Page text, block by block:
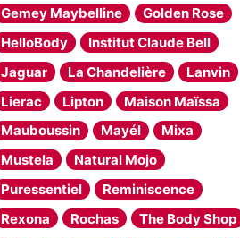
Gemey Maybelline
Golden Rose
HelloBody
Institut Claude Bell
Jaguar
La Chandelière
Lanvin
Lierac
Lipton
Maison Maïssa
Mauboussin
Mayél
Mixa
Mustela
Natural Mojo
Puressentiel
Reminiscence
Rexona
Rochas
The Body Shop